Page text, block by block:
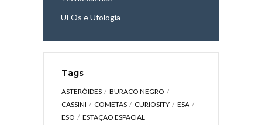
UFOs e Ufologia
Tags
ASTERÓIDES
BURACO NEGRO
CASSINI
COMETAS CURIOSITY
ESA
ESO
ESTAÇÃO ESPACIAL